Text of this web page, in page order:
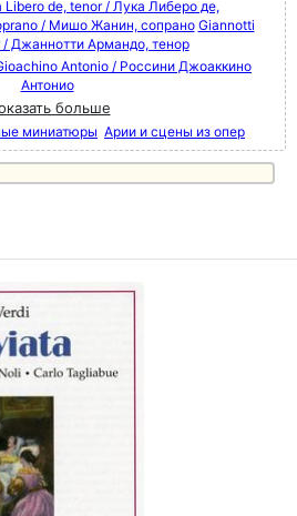
Libero de, tenor / Лука Либеро де,
/ Мишо Жанин, сопрано Giannotti
/ Джаннотти Армандо, тенор
Antonio / Россини Джоаккино
Антонио
больше
миниатюры Арии и сцены из опер